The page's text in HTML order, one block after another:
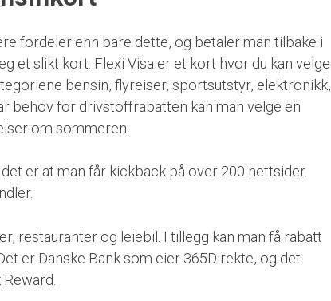
fordeler enn bare dette, og betaler man tilbake i
et slikt kort. Flexi Visa er et kort hvor du kan velge
bensin, flyreiser, sportsutstyr, elektronikk,
behov for drivstoffrabatten kan man velge en
om sommeren.
er at man får kickback på over 200 nettsider.
restauranter og leiebil. I tillegg kan man få rabatt
er Danske Bank som eier 365Direkte, og det